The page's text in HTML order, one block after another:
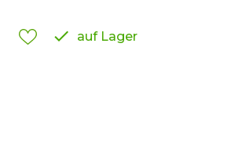
 auf Lager